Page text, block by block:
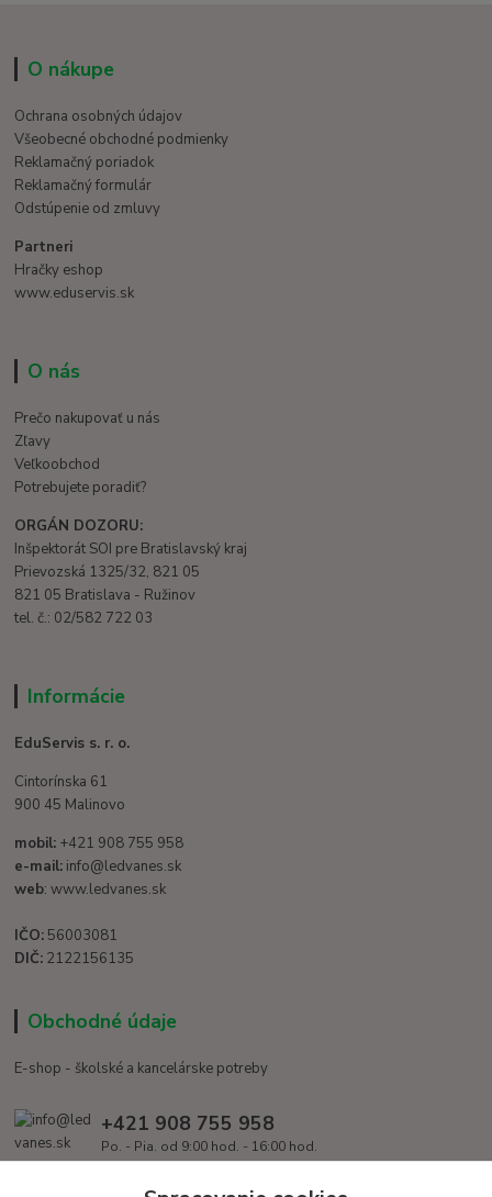
O nákupe
Ochrana osobných údajov
Všeobecné obchodné podmienky
Reklamačný poriadok
Reklamačný formulár
Odstúpenie od zmluvy
Partneri
Hračky eshop
www.eduservis.sk
O nás
Prečo nakupovať u nás
Zľavy
Veľkoobchod
Potrebujete poradiť?
ORGÁN DOZORU:
Inšpektorát SOI pre Bratislavský kraj
Prievozská 1325/32, 821 05
821 05 Bratislava - Ružinov
tel. č.: 02/582 722 03
Informácie
EduServis s. r. o.
Cintorínska 61
900 45 Malinovo
mobil: +421 908 755 958
e-mail: info@ledvanes.sk
web: www.ledvanes.sk
IČO: 56003081
DIČ: 2122156135
Obchodné údaje
E-shop - školské a kancelárske potreby
+421 908 755 958
Po. - Pia. od 9:00 hod. - 16:00 hod.
info@ledvanes.sk